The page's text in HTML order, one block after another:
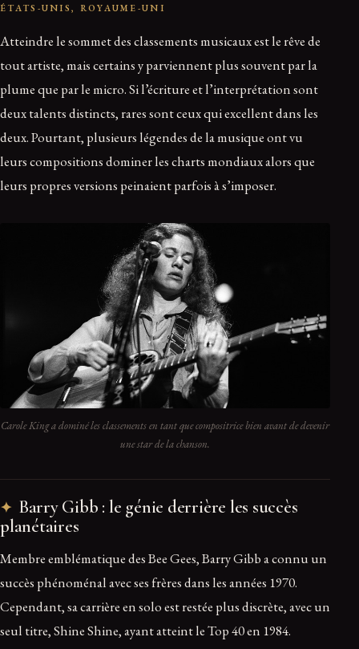
ÉTATS-UNIS, ROYAUME-UNI
Atteindre le sommet des classements musicaux est le rêve de
tout artiste, mais certains y parviennent plus souvent par la
plume que par le micro. Si l’écriture et l’interprétation sont
deux talents distincts, rares sont ceux qui excellent dans les
deux. Pourtant, plusieurs légendes de la musique ont vu
leurs compositions dominer les charts mondiaux alors que
leurs propres versions peinaient parfois à s’imposer.
Carole King a dominé les classements en tant que compositrice bien avant de devenir
une star de la chanson.
Barry Gibb : le génie derrière les succès
planétaires
Membre emblématique des Bee Gees, Barry Gibb a connu un
succès phénoménal avec ses frères dans les années 1970.
Cependant, sa carrière en solo est restée plus discrète, avec un
seul titre, Shine Shine, ayant atteint le Top 40 en 1984.